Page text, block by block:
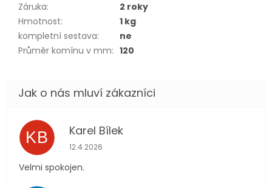
Záruka:
2 roky
Hmotnost:
1 kg
kompletní sestava:
ne
Průměr komínu v mm: 120
KB Karel Bílek
Hodnocení obchodu je 5 z 5 hvězdiček.
12.4.2026
Velmi spokojen.